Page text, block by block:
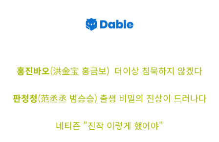
홍진바오(洪金宝 홍금보) 더이상 침묵하지 않겠다
판청청(范丞丞 범승승) 출생 비밀의 진상이 드러나다
네티즌 "진작 이렇게 했어야"